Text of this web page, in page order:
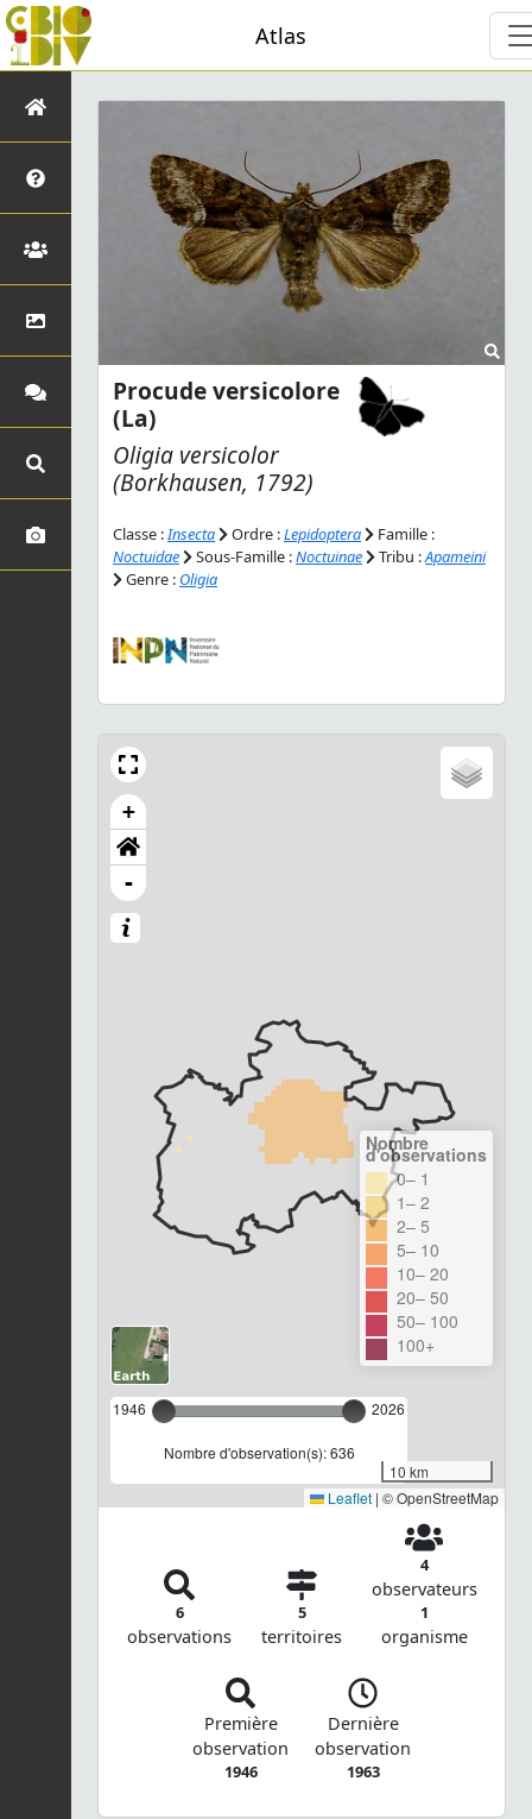
Atlas
Procude versicolore
(La)
Oligia versicolor
(Borkhausen, 1792)
Classe :Insecta Ordre :Lepidoptera
Famille :
Noctuidae
Sous-Famille :Noctuinae Tribu :Apameini
Genre : Oligia
+
-
1946 2026
Nombre d'observation(s): 636
Nombre
d'observations
0– 1
1– 2
2– 5
5– 10
10– 20
20– 50
50– 100
100+
10 km
Leaflet | © OpenStreetMap
6
observations
5
territoires
4
observateurs
1
organisme
Première
observation
1946
Dernière
observation
1963